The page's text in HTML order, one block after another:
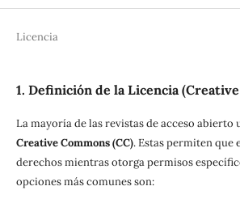
Licencia
1. Definición de la Licencia
La mayoría de las revistas de acceso
Creative Commons (CC). Estas permiten que
derechos mientras otorga permisos
opciones más comunes son: